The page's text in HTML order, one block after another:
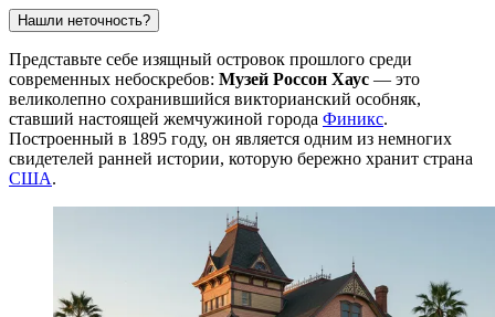
Нашли неточность?
Представьте себе изящный островок прошлого среди
современных небоскребов: Музей Россон Хаус — это
великолепно сохранившийся викторианский особняк,
ставший настоящей жемчужиной города Финикс.
Построенный в 1895 году, он является одним из немногих
свидетелей ранней истории, которую бережно хранит страна
США.